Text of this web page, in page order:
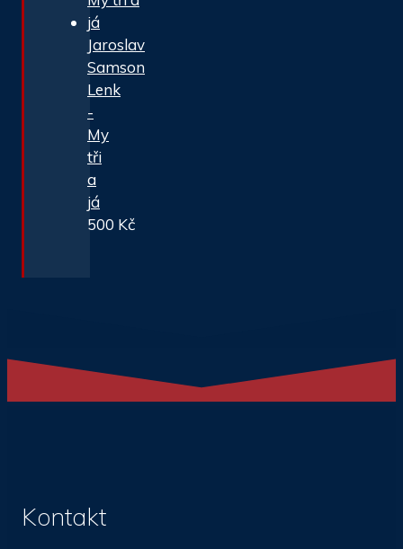
Jaroslav
Samson
Lenk
-
My
tři
a
já
500 Kč
Kontakt